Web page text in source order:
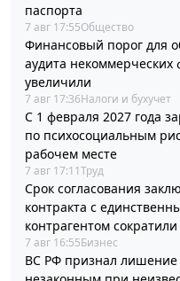
паспорта
7 авг 17:55Общество
Финансовый порог для
аудита некоммерческих
увеличили
7 авг 17:36Налоги и бухучет
С 1 февраля 2027 года
по психосоциальным
рабочем месте
7 авг 17:11Труд
Срок согласования
контракта с
контрагентом сократили
7 авг 16:55Бизнес
ВС РФ признал лишение